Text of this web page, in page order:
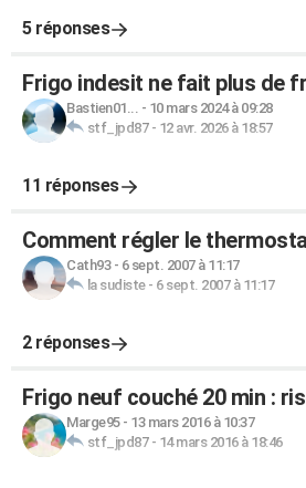
5 réponses
Frigo indesit ne fait plus de
Bastien01... - 10 mars 2024 à 09:28
stf_jpd87- 12 avr. 2026 à 18:57
11 réponses
Comment régler le
Cath93- 6 sept. 2007 à 11:17
la sudiste- 6 sept. 2007 à 11:17
2 réponses
Frigo neuf couché 20 min :
Marge95- 13 mars 2016 à 10:37
stf_jpd87- 14 mars 2016 à 18:46